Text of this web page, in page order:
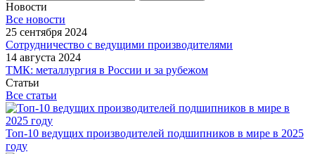
Новости
Все новости
25 сентября 2024
Сотрудничество с ведущими производителями
14 августа 2024
ТМК: металлургия в России и за рубежом
Статьи
Все статьи
Топ-10 ведущих производителей подшипников в мире в 2025
году